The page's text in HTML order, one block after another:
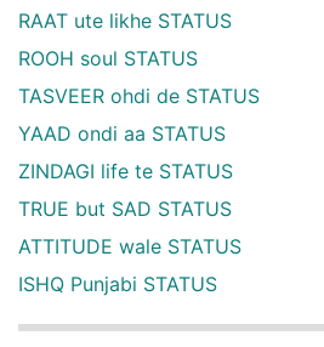
RAAT ute likhe STATUS
ROOH soul STATUS
TASVEER ohdi de STATUS
YAAD ondi aa STATUS
ZINDAGI life te STATUS
TRUE but SAD STATUS
ATTITUDE wale STATUS
ISHQ Punjabi STATUS